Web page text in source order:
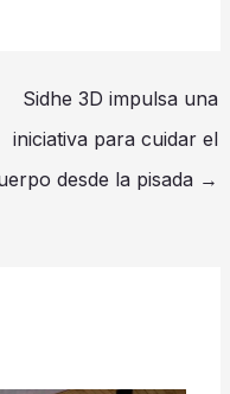
Sidhe 3D impulsa una
iniciativa para cuidar el
desde la pisada →